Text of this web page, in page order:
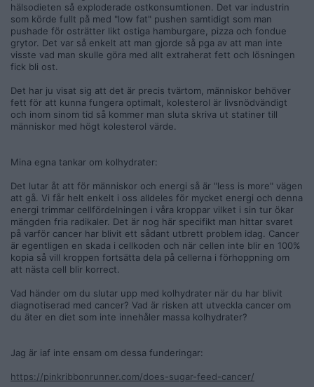
vara strikt med.
Det positiva med carnivore är dock att många går ner i vikt
vilket vi vet är bra för hälsan.
Och den största läxan tycker jag är att den svarar på frågan
"är kött, specifikt rött kött onyttigt?" nej verkligen inte
nyttigt! Men som allt annat så bör man nog göra allt med
motta.
Vill man gå ner i vikt dock, så bör man köra strikt carnivore
keto diet full on..
Jag äter också godis chips dricker bärs feströker party
knarkar nån gång ibland, lever osunt. Men för det mesta är
jag noga med min hälsa och det är inte så noga vad man gör
ibland utan vad man gör oftast som spelar roll.
hälsodieten så exploderade ostkonsumtionen. Det var industrin
som körde fullt på med "low fat" pushen samtidigt som man
pushade för osträtter likt ostiga hamburgare, pizza och fondue
grytor. Det var så enkelt att man gjorde så pga av att man inte
visste vad man skulle göra med allt extraherat fett och lösningen
fick bli ost.
Det har ju visat sig att det är precis tvärtom, människor behöver
fett för att kunna fungera optimalt, kolesterol är livsnödvändigt
och inom sinom tid så kommer man sluta skriva ut statiner till
människor med högt kolesterol värde.
Mina egna tankar om kolhydrater:
Det lutar åt att för människor och energi så är "less is more" vägen
att gå. Vi får helt enkelt i oss alldeles för mycket energi och denna
energi trimmar cellfördelningen i våra kroppar vilket i sin tur ökar
mängden fria radikaler. Det är nog här specifikt man hittar svaret
på varför cancer har blivit ett sådant utbrett problem idag. Cancer
är egentligen en skada i cellkoden och när cellen inte blir en 100%
kopia så vill kroppen fortsätta dela på cellerna i förhoppning om
att nästa cell blir korrect.
Vad händer om du slutar upp med kolhydrater när du har blivit
diagnotiserad med cancer? Vad är risken att utveckla cancer om
du äter en diet som inte innehåler massa kolhydrater?
Jag är iaf inte ensam om dessa funderingar:
https://pinkribbonrunner.com/does-sugar-feed-cancer/